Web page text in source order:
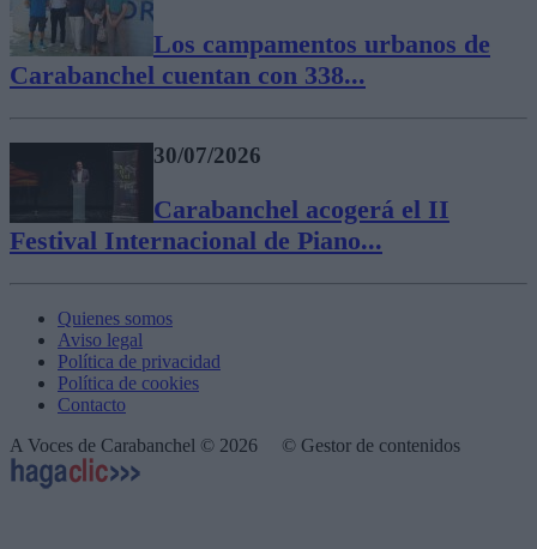
Los campamentos urbanos de
Carabanchel cuentan con 338...
30/07/2026
Carabanchel acogerá el II
Festival Internacional de Piano...
Quienes somos
Aviso legal
Política de privacidad
Política de cookies
Contacto
A Voces de Carabanchel © 2026 © Gestor de contenidos